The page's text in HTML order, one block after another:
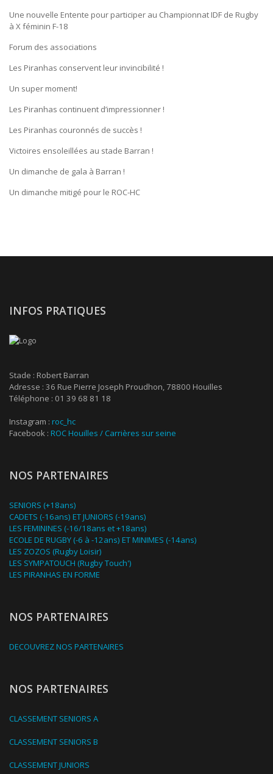
Une nouvelle Entente pour participer au Championnat IDF de Rugby
à X féminin F-18
Forum des associations
Les Piranhas conservent leur invincibilité !
Un super moment!
Les Piranhas continuent d’impressionner !
Les Piranhas couronnés de succès !
Victoires ensoleillées au stade Barran !
Un dimanche de gala à Barran !
Un dimanche mitigé pour le ROC-HC
INFOS PRATIQUES
Stade : Robert Barran
Adresse : 36 Rue Pierre Joseph Proudhon, 78800 Houilles
Téléphone : 01 39 68 81 18
Instagram : roc_hc
Facebook : ROC Houilles / Carrières sur seine
NOS PARTENAIRES
SENIORS (+18ans)
CADETS (-16ans) ET JUNIORS (-19ans)
LES FEMININES (-16/18ans et +18ans)
ECOLE DE RUGBY (-6 à -12ans) ET MINIMES (-14ans)
LES ZOZOS (Rugby Loisir)
LES SYMPATOUCH (Rugby Touch')
LES PIRANHAS EN FORME
NOS PARTENAIRES
DECOUVREZ NOS PARTENAIRES
NOS PARTENAIRES
CLASSEMENT SENIORS A
CLASSEMENT SENIORS B
CLASSEMENT JUNIORS